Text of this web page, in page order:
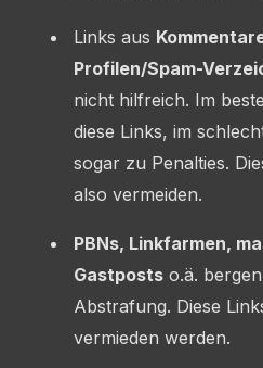
Links aus
Profilen/Spam-
nicht hilfreich. Im
diese Links, im
sogar zu Penalties.
also vermeiden.
PBNs, Linkfarmen,
Gastposts o.ä.
Abstrafung. Diese
vermieden werden.